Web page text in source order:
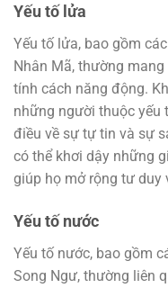
Yếu tố lửa
Yếu tố lửa, bao gồm
Nhân Mã, thường
tính cách năng động.
những người thuộc yếu
điều về sự tự tin và sự
có thể khơi dậy những
giúp họ mở rộng tư duy
Yếu tố nước
Yếu tố nước, bao gồm
Song Ngư, thường liên